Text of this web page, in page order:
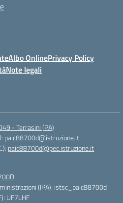
Albo OnlinePrivacy Policy
Note legali
- Terrasini (PA)
paic88700d@istruzione.it
paic88700d@pec.istruzione.it
(IPA): istsc_paic88700d
UF7LHF